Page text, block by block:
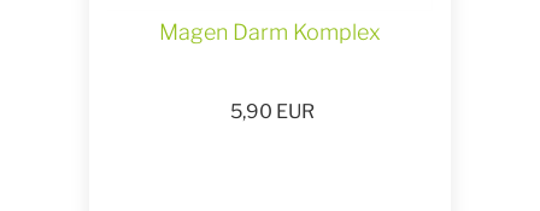
Magen Darm Komplex
5,90 EUR